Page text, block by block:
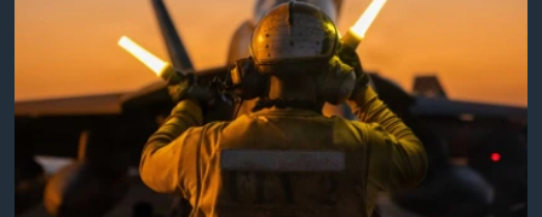
مجموعه مستندهای دادخواهی
تریبونال مردمی آبان ۹۸
دادگاه حمید نوری
چهل سال گروگان‌گیری
قانون شفافیت دارائی کادر رهبری ایران